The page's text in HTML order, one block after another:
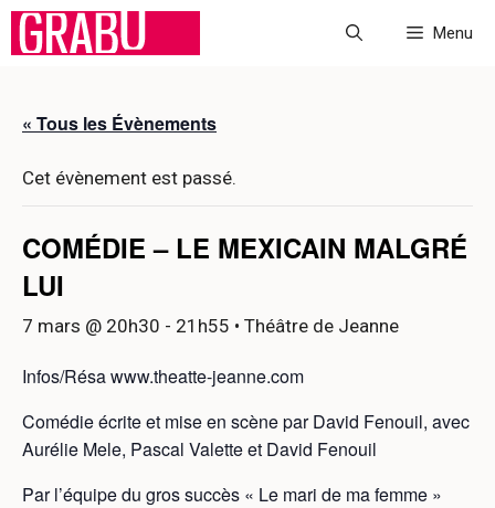
Aller
Menu
« Tous les Évènements
Cet évènement est passé.
COMÉDIE – LE MEXICAIN MALGRÉ
LUI
7 mars @ 20h30 - 21h55 • Théâtre de Jeanne
Infos/Résa www.theatte-jeanne.com
Comédie écrite et mise en scène par David Fenouil, avec
Aurélie Mele, Pascal Valette et David Fenouil
Par l’équipe du gros succès « Le mari de ma femme »